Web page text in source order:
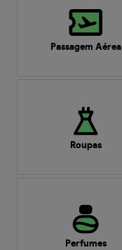
Passagem Aérea
Roupas
Perfumes